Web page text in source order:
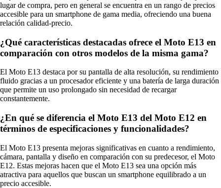
lugar de compra, pero en general se encuentra en un rango de precios
accesible para un smartphone de gama media, ofreciendo una buena
relación calidad-precio.
¿Qué características destacadas ofrece el Moto E13 en
comparación con otros modelos de la misma gama?
El Moto E13 destaca por su pantalla de alta resolución, su rendimiento
fluido gracias a un procesador eficiente y una batería de larga duración
que permite un uso prolongado sin necesidad de recargar
constantemente.
¿En qué se diferencia el Moto E13 del Moto E12 en
términos de especificaciones y funcionalidades?
El Moto E13 presenta mejoras significativas en cuanto a rendimiento,
cámara, pantalla y diseño en comparación con su predecesor, el Moto
E12. Estas mejoras hacen que el Moto E13 sea una opción más
atractiva para aquellos que buscan un smartphone equilibrado a un
precio accesible.